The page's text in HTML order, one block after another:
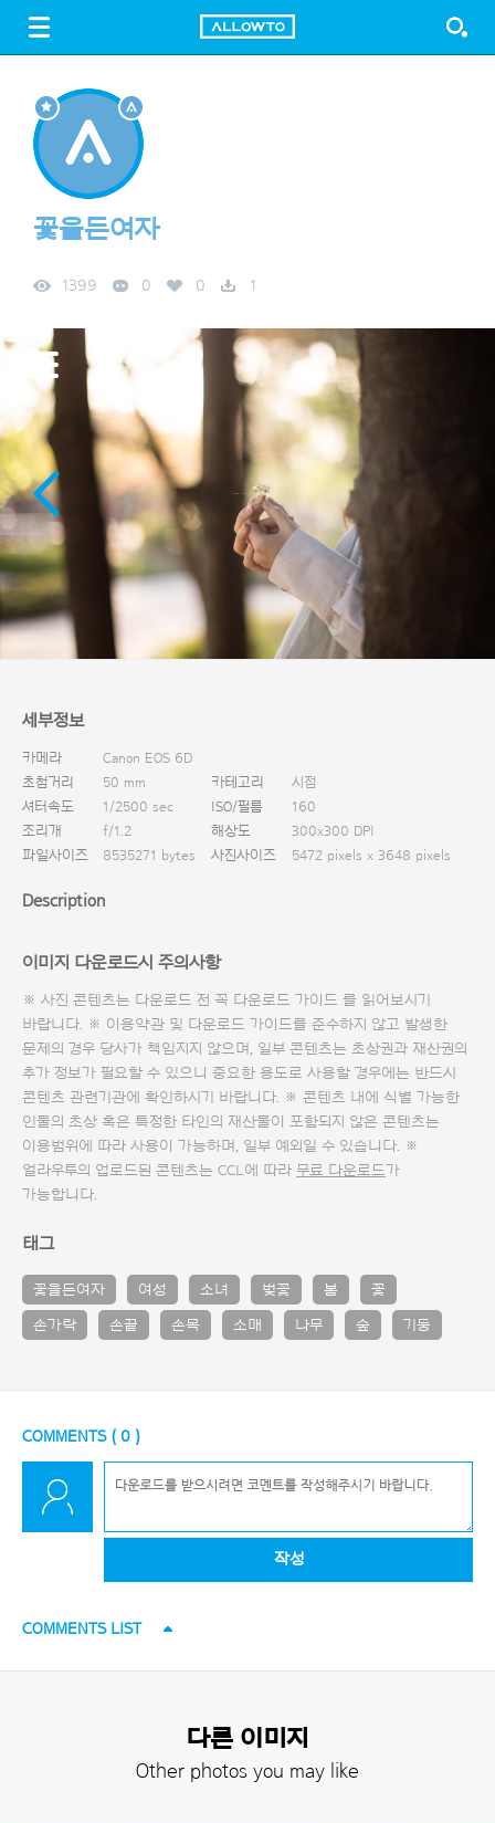
FREE DOWNLOAD
꽃을든여자
1399 0 0 1
세부정보
카메라
Canon EOS 6D
초첨거리
50 mm 카테고리
시점
셔터속도
1/2500 sec ISO/필름
160
조리개
f/1.2 해상도
300x300 DPI
파일사이즈
8535271 bytes 사진사이즈 5472 pixels x 3648 pixels
Description
이미지 다운로드시 주의사항
※ 사진 콘텐츠는 다운로드 전 꼭 다운로드 가이드 를 읽어보시기
바랍니다. ※ 이용약관 및 다운로드 가이드를 준수하지 않고 발생한
문제의 경우 당사가 책임지지 않으며, 일부 콘텐츠는 초상권과 재산권의
추가 정보가 필요할 수 있으니 중요한 용도로 사용할 경우에는 반드시
콘텐츠 관련기관에 확인하시기 바랍니다. ※ 콘텐츠 내에 식별 가능한
인물의 초상 혹은 특정한 타인의 재산물이 포함되지 않은 콘텐츠는
이용범위에 따라 사용이 가능하며, 일부 예외일 수 있습니다. ※
얼라우투의 업로드된 콘텐츠는 CCL에 따라 무료 다운로드가
가능합니다.
태그
꽃을든여자 여성 소녀 벚꽃 봄 꽃
손가락 손끝 손목 소매 나무 숲 기둥
COMMENTS ( 0 )
작성
COMMENTS LIST
다른 이미지
Other photos you may like